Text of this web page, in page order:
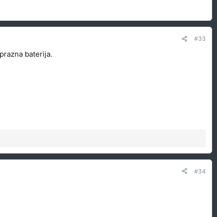
#33
baterija.
#34